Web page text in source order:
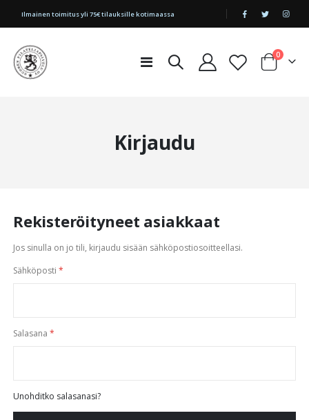
|
Ilmainen toimitus yli 75€ tilauksille kotimaassa
Toggle
Cart
0tuotetta
Kirjaudu
Rekisteröityneet asiakkaat
Jos sinulla on jo tili, kirjaudu sisään sähköpostiosoitteellasi.
Sähköposti
Salasana
Unohditko salasanasi?